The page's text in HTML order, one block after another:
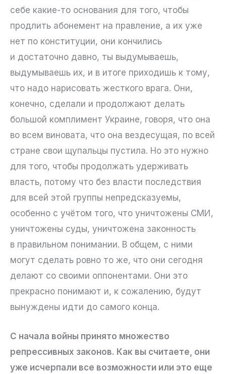
себе какие-то основания для того, чтобы
продлить абонемент на правление, а их уже
нет по конституции, они кончились
и достаточно давно, ты выдумываешь,
выдумываешь их, и в итоге приходишь к тому,
что надо нарисовать жесткого врага. Они,
конечно, сделали и продолжают делать
большой комплимент Украине, говоря, что она
во всем виновата, что она вездесущая, по всей
стране свои щупальцы пустила. Но это нужно
для того, чтобы продолжать удерживать
власть, потому что без власти последствия
для всей этой группы непредсказуемы,
особенно с учётом того, что уничтожены СМИ,
уничтожены суды, уничтожена законность
в правильном понимании. В общем, с ними
могут сделать ровно то же, что они сегодня
делают со своими оппонентами. Они это
прекрасно понимают и, к сожалению, будут
вынуждены идти до самого конца.
С начала войны принято множество
репрессивных законов. Как вы считаете, они
уже исчерпали все возможности или это еще